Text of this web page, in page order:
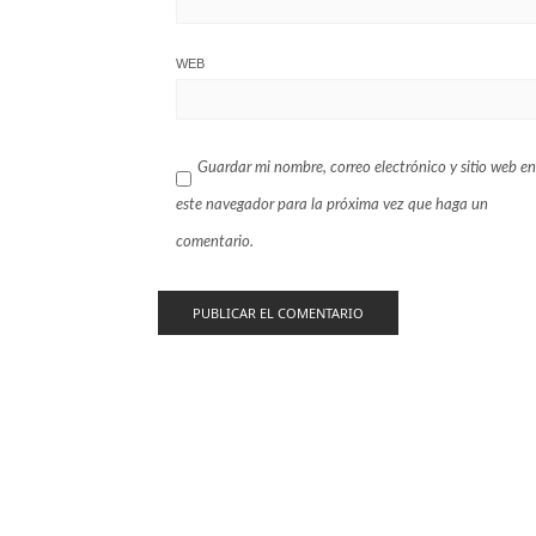
WEB
Guardar mi nombre, correo electrónico y sitio web en
este navegador para la próxima vez que haga un
comentario.